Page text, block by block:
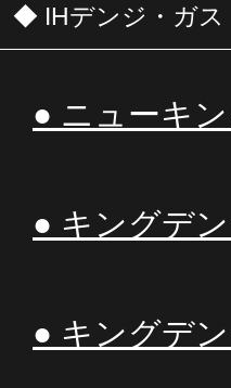
◆ IHデンジ・ガス
● ニューキ
● キングデ
● キングデ